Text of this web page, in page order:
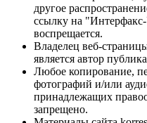
другое
ссылку на
воспрещается.
Владелец веб-
является автор
Любое копирование,
фотографий и/или
принадлежащих
запрещено.